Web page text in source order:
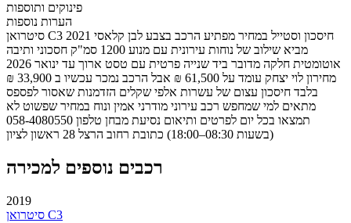
פינוקים ותוספות
הערות נוספות
סיטרואן C3 2021 חיסכון וסטייל במחיר מפתיע הרכב בצבע לבן קלאסי
מביא שילוב של נוחות עירונית עם מנוע 1200 סמ"ק חסכוני ותיבה
אוטומטית חלקה מדובר ביד שנייה פרטית עם טסט ארוך עד ינואר 2026
מחירון לוי יצחק עומד על 61,500 ₪ אבל הרכב נמכר עכשיו ב 33,900 ₪
בלבד חיסכון עצום של עשרות אלפי שקלים הזדמנות שאסור לפספס
מתאים למי שמחפש רכב עירוני מודרני אמין ונוח במחיר שפשוט לא
תמצאו בכל יום לפרטים ותיאום נסיעת מבחן טלפון 058-4080550
(בשעות 08:30–18:00) כתובת רחוב הרצל 28 ראשון לציון
רכבים נוספים למכירה
2019
סיטרואן C3